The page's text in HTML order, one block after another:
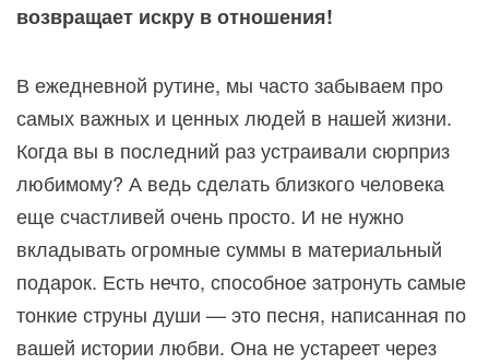
возвращает искру в отношения!
В ежедневной рутине, мы часто забываем про
самых важных и ценных людей в нашей жизни.
Когда вы в последний раз устраивали сюрприз
любимому? А ведь сделать близкого человека
еще счастливей очень просто. И не нужно
вкладывать огромные суммы в материальный
подарок. Есть нечто, способное затронуть самые
тонкие струны души — это песня, написанная по
вашей истории любви. Она не устареет через